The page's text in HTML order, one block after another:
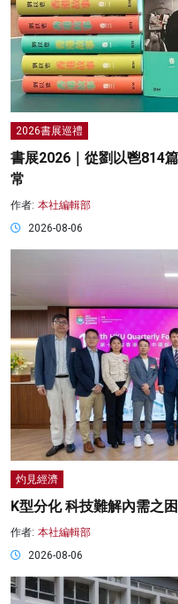
2026書展巡禮
書展2026｜從劉以鬯814
常
作者: 本社編輯部
2026-08-06
灼見經濟
K型分化 科技難解內需之
作者: 本社編輯部
2026-08-06